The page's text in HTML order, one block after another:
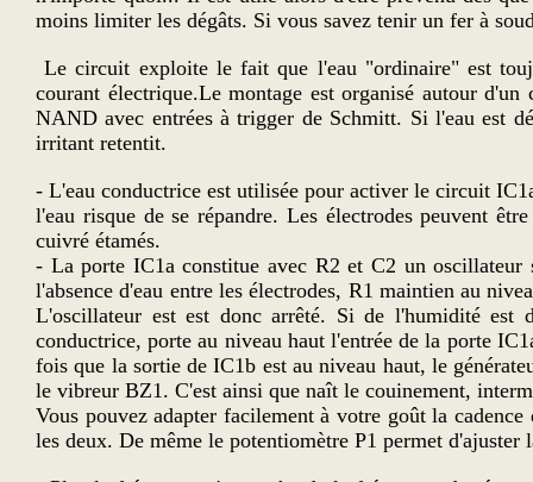
moins limiter les dégâts. Si vous savez tenir un fer à
Le circuit exploite le fait que l'eau "ordinaire" est
courant électrique.Le montage est organisé autour
NAND avec entrées à trigger de Schmitt. Si l'eau est
irritant retentit.
- L'eau conductrice est utilisée pour activer le circuit
l'eau risque de se répandre. Les électrodes peuvent
cuivré étamés.
- La porte IC1a constitue avec R2 et C2 un
l'absence d'eau entre les électrodes, R1 maintien au
L'oscillateur est est donc arrêté. Si de l'humidité est
conductrice, porte au niveau haut l'entrée de la porte
fois que la sortie de IC1b est au niveau haut, le
le vibreur BZ1. C'est ainsi que naît le couinement,
Vous pouvez adapter facilement à votre goût la
les deux. De même le potentiomètre P1 permet d'ajuster